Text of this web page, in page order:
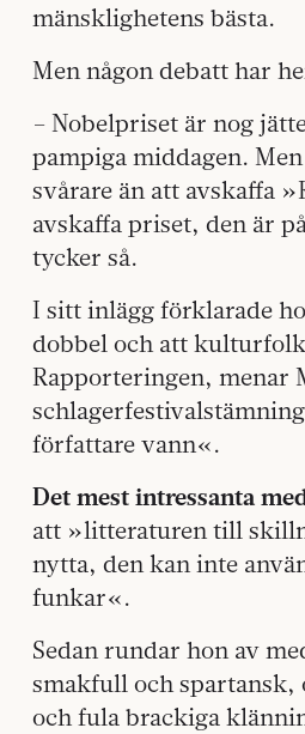
mänsklighetens bästa.
Men någon debatt har
– Nobelpriset är nog
pampiga middagen.
svårare än att avskaffa
avskaffa priset, den är
tycker så.
I sitt inlägg förklarade
dobbel och att
Rapporteringen, menar
författare vann«.
Det mest intressanta
att »litteraturen till
nytta, den kan inte
funkar«.
Sedan rundar hon av
smakfull och spartansk,
och fula brackiga